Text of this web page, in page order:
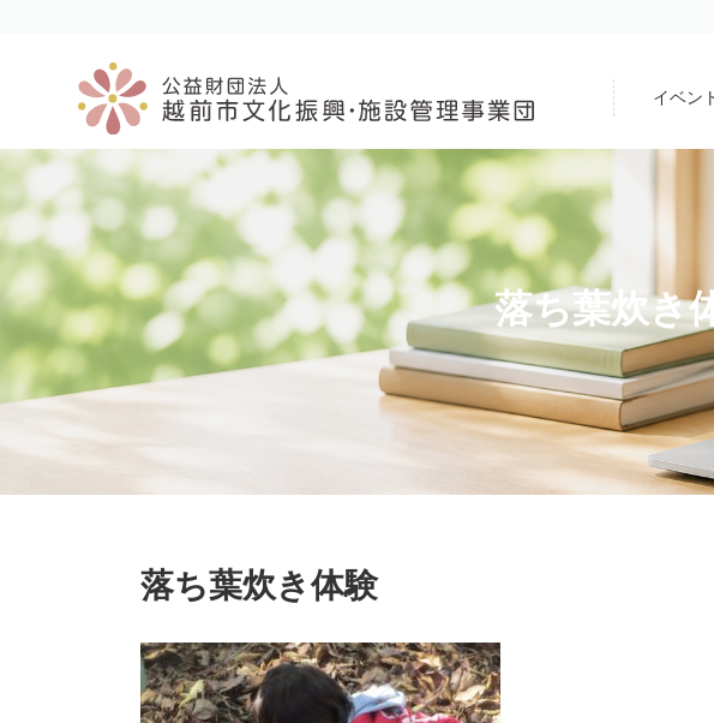
ス
ッ
プ
ン
移
動
イベン
落ち葉炊き
落ち葉炊き体験